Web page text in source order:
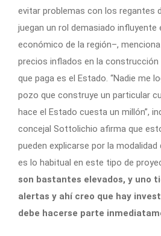
evitar problemas con los regantes
juegan un rol demasiado influyente
económico de la región–,
precios inflados en la construcción
que paga es el Estado. “Nadie me
pozo que construye un particular
hace el Estado cuesta un millón”,
concejal Sottolichio afirma que
pueden explicarse por la
es lo habitual en este tipo de
son bastantes elevados, y uno
alertas y ahí creo que hay
debe hacerse parte